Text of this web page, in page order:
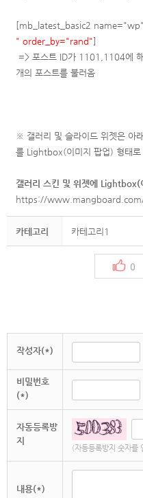
[mb_latest_basic2 name="wp"
" order_by="rand"]
=> 포스트 ID가 1101,1104에
개의 포스트를 불러옴
※ 갤러리 및 슬라이드 위젯은 아
를 Lightbox(이미지 팝업) 형태로
갤러리 스킨 및 위젯에 Lightbox(
https://
카테고리 카테고리1
0
작성자(*)
비밀번호
(*)
자동등록방
지
(자동등록방지 숫자를
내용(*)